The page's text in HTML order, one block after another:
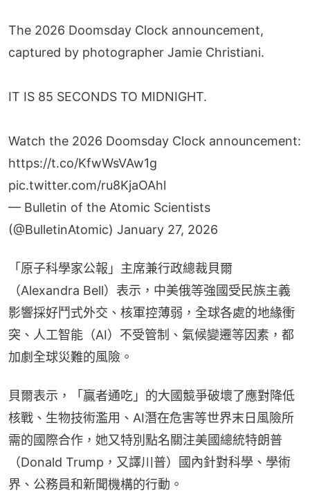
The 2026 Doomsday Clock announcement,
captured by photographer Jamie Christiani.
IT IS 85 SECONDS TO MIDNIGHT.
Watch the 2026 Doomsday Clock announcement:
https://t.co/KfwWsVAw1g
pic.twitter.com/ru8KjaOAhl
— Bulletin of the Atomic Scientists
(@BulletinAtomic) January 27, 2026
「原子科學家公報」主席兼行政總裁貝爾
（Alexandra Bell）表示，中美俄等強國受民族主義
影響採好鬥式外交、核軍控薄弱，全球各處的地緣衝
突、人工智能（AI）不受管制、氣候變遷等因素，都
加劇全球災難的風險。
貝爾表示，「贏者通吃」的大國競爭破壞了應對降低
核戰、生物技術濫用、AI潛在危害等世界末日風險所
需的國際合作，她又特別點名關注美國總統特朗普
（Donald Trump，又譯川普）國內針對科學、學術
界、公務員和新聞機構的行動。